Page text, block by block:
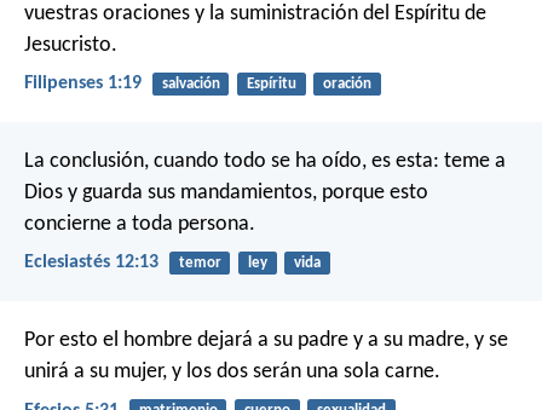
vuestras oraciones y la suministración del Espíritu de
Jesucristo.
Filipenses 1:19 salvación Espíritu oración
La conclusión, cuando todo se ha oído, es esta: teme a
Dios y guarda sus mandamientos, porque esto
concierne a toda persona.
Eclesiastés 12:13 temor ley vida
Por esto el hombre dejará a su padre y a su madre, y se
unirá a su mujer, y los dos serán una sola carne.